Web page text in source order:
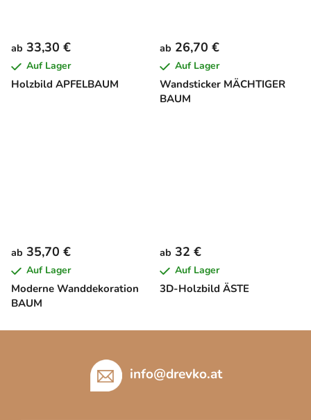
Holzbild APFELBAUM
ab 33,30 €
Auf Lager
Wandsticker MÄCHTIGER
BAUM
ab 26,70 €
Auf Lager
Moderne Wanddekoration
BAUM
ab 35,70 €
Auf Lager
3D-Holzbild ÄSTE
ab 32 €
Auf Lager
info@drevko.at